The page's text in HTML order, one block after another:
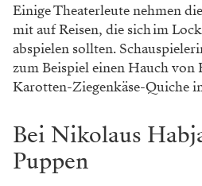
Einige Theaterleute nehmen
mit auf Reisen, die sich im
abspielen sollten.
zum Beispiel einen Hauch
Karotten-Ziegenkäse-Quiche
Bei Nikolaus
Puppen